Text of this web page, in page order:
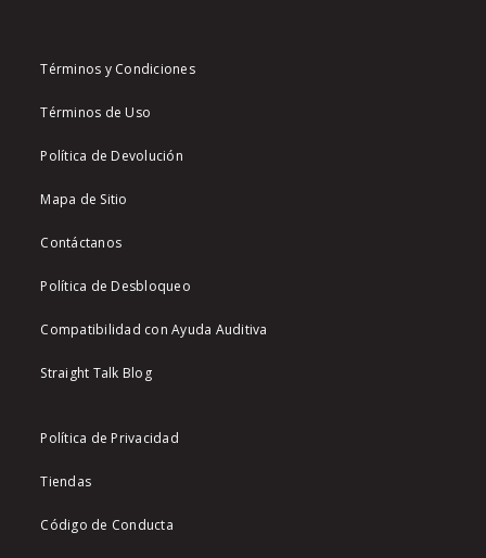
Términos y Condiciones
Términos de Uso
Política de Devolución
Mapa de Sitio
Contáctanos
Política de Desbloqueo
Compatibilidad con Ayuda Auditiva
Straight Talk Blog
Política de Privacidad
Tiendas
Código de Conducta